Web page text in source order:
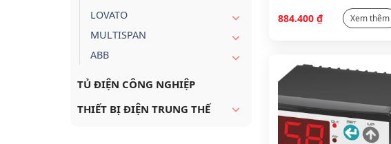
LOVATO
MULTISPAN
ABB
TỦ ĐIỆN CÔNG NGHIỆP
THIẾT BỊ ĐIỆN TRUNG THẾ
884.400 ₫ Xem thêm